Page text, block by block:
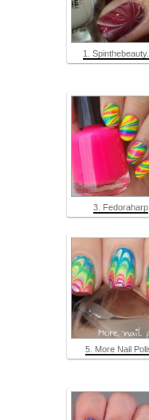
1.
3. Fedoraharp
5. More Nail